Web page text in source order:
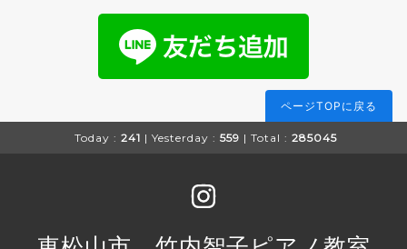
ページTOPに戻る
Today : 241 | Yesterday : 559 | Total : 285045